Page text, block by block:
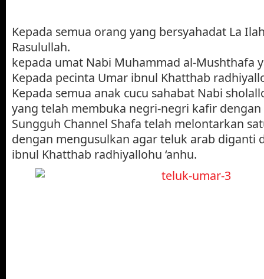
Kepada semua orang yang bersyahadat La
Rasulullah.
kepada umat Nabi Muhammad al-Mushthafa
Kepada pecinta Umar ibnul Khatthab
Kepada semua anak cucu sahabat Nabi
yang telah membuka negri-negri kafir
Sungguh Channel Shafa telah melontarkan
dengan mengusulkan agar teluk arab diganti
ibnul Khatthab radhiyallohu ‘anhu.